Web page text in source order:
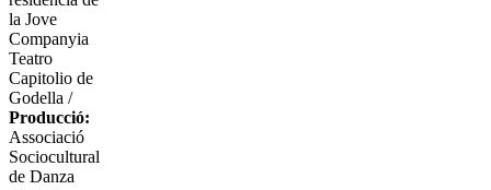
la Jove
Companyia
Teatro
Capitolio de
Godella /
Producció:
Associació
Sociocultural
de Danza